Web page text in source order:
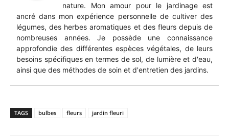
nature. Mon amour pour le jardinage est
ancré dans mon expérience personnelle de cultiver des
légumes, des herbes aromatiques et des fleurs depuis de
nombreuses années. Je possède une connaissance
approfondie des différentes espèces végétales, de leurs
besoins spécifiques en termes de sol, de lumière et d'eau,
ainsi que des méthodes de soin et d'entretien des jardins.
TAGS bulbes fleurs jardin fleuri